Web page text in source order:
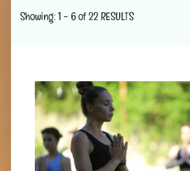
Showing: 1 - 6 of 22 RESULTS